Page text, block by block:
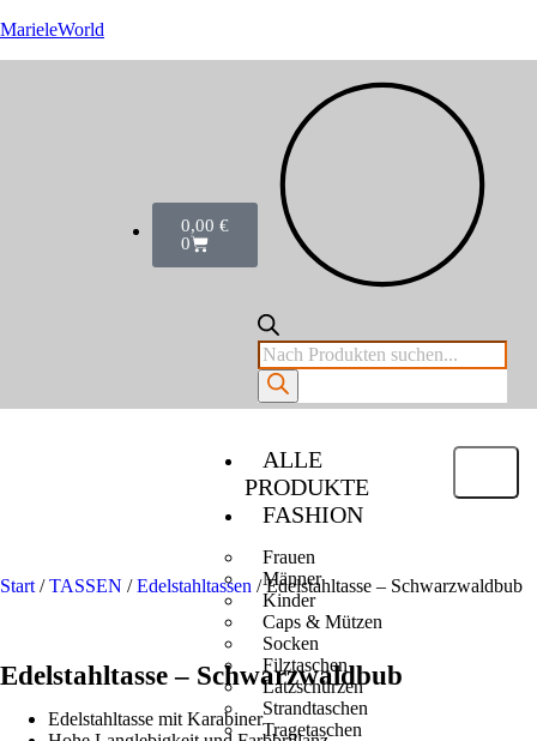
MarieleWorld
0,00 €
0
ALLE
PRODUKTE
FASHION
Frauen
Männer
Kinder
Caps & Mützen
Socken
Filztaschen
Latzschürzen
Strandtaschen
Tragetaschen
Start /TASSEN /Edelstahltassen / Edelstahltasse – Schwarzwaldbub
Edelstahltasse – Schwarzwaldbub
Edelstahltasse mit Karabiner